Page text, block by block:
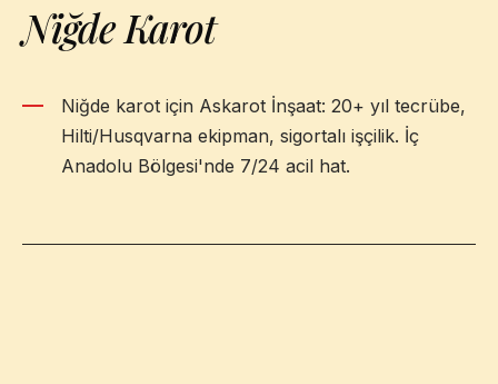
Niğde Karot
Niğde karot için Askarot İnşaat: 20+ yıl tecrübe,
Hilti/Husqvarna ekipman, sigortalı işçilik. İç
Anadolu Bölgesi'nde 7/24 acil hat.